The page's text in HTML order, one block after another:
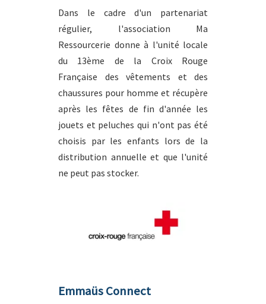
Dans le cadre d'un partenariat
régulier, l'association Ma
Ressourcerie donne à l'unité locale
du 13ème de la Croix Rouge
Française des vêtements et des
chaussures pour homme et récupère
après les fêtes de fin d'année les
jouets et peluches qui n'ont pas été
choisis par les enfants lors de la
distribution annuelle et que l'unité
ne peut pas stocker.
Emmaüs Connect